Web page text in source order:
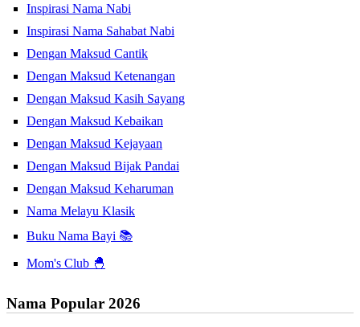
Inspirasi Nama Nabi
Inspirasi Nama Sahabat Nabi
Dengan Maksud Cantik
Dengan Maksud Ketenangan
Dengan Maksud Kasih Sayang
Dengan Maksud Kebaikan
Dengan Maksud Kejayaan
Dengan Maksud Bijak Pandai
Dengan Maksud Keharuman
Nama Melayu Klasik
Buku Nama Bayi 📚
Mom's Club 🐣
Nama Popular 2026